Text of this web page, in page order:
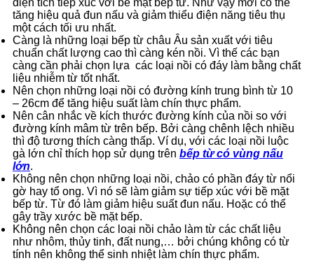
diện tích tiếp xúc với bề mặt bếp từ. Như vậy mới có thể
tăng hiệu quả đun nấu và giảm thiểu điện năng tiêu thụ
một cách tối ưu nhất.
Càng là những loại bếp từ châu Âu sản xuất với tiêu
chuẩn chất lượng cao thì càng kén nồi. Vì thế các bạn
càng cần phải chọn lựa các loại nồi có đáy làm bằng chất
liệu nhiễm từ tốt nhất.
Nên chọn những loại nồi có đường kính trung bình từ 10
– 26cm để tăng hiệu suất làm chín thực phẩm.
Nên cân nhắc về kích thước đường kính của nồi so với
đường kính mâm từ trên bếp. Bởi càng chênh lệch nhiều
thì độ tương thích càng thấp. Ví dụ, với các loại nồi luộc
gà lớn chỉ thích họp sử dụng trên bếp từ có vùng nấu
lớn.
Không nên chọn những loại nồi, chảo có phần đáy từ nổi
gờ hay tổ ong. Vì nó sẽ làm giảm sự tiếp xúc với bề mặt
bếp từ. Từ đó làm giảm hiệu suất đun nấu. Hoặc có thể
gây trầy xước bề mặt bếp.
Không nên chọn các loại nồi chảo làm từ các chất liệu
như nhôm, thủy tinh, đất nung,… bởi chúng không có từ
tính nên không thể sinh nhiệt làm chín thực phẩm.